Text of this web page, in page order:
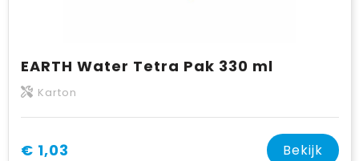
EARTH Water Tetra Pak 330 ml
Karton
€ 1,03 Bekijk